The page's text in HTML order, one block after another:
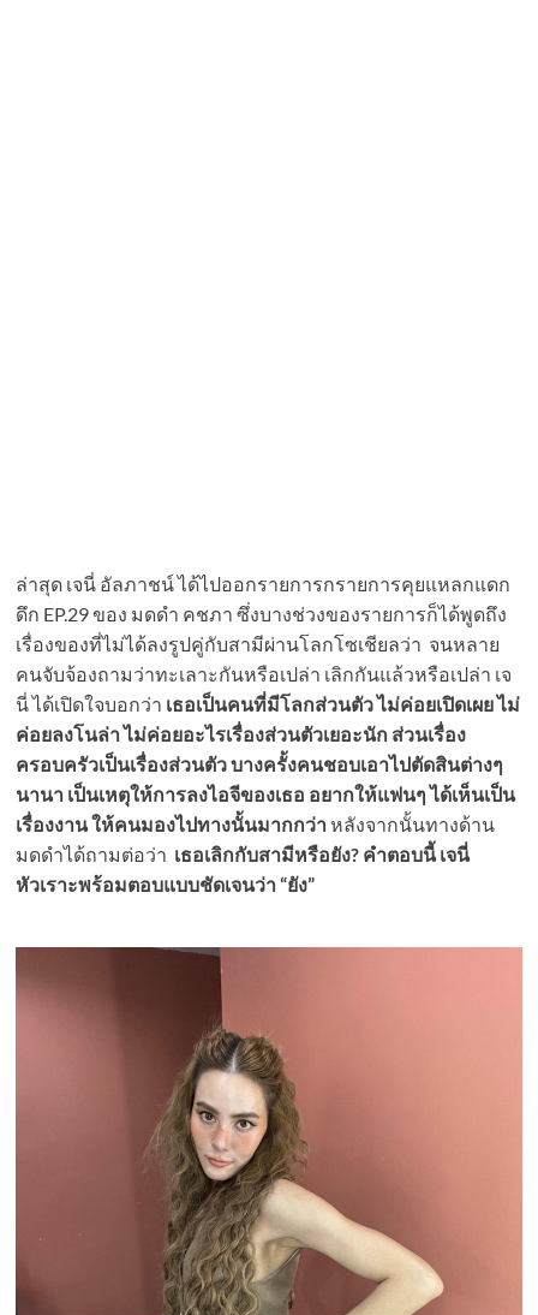
ล่าสุด เจนี่ อัลภาชน์ ได้ไปออกรายการกรายการคุยแหลกแดก
ดึก EP.29 ของ มดดำ คชภา ซึ่งบางช่วงของรายการก็ได้พูดถึง
เรื่องของที่ไม่ได้ลงรูปคู่กับสามีผ่านโลกโซเชียลว่า จนหลาย
คนจับจ้องถามว่าทะเลาะกันหรือเปล่า เลิกกันแล้วหรือเปล่า เจ
นี่ ได้เปิดใจบอกว่า เธอเป็นคนที่มีโลกส่วนตัว ไม่ค่อยเปิดเผย ไม่
ค่อยลงโนล่า ไม่ค่อยอะไรเรื่องส่วนตัวเยอะนัก ส่วนเรื่อง
ครอบครัวเป็นเรื่องส่วนตัว บางครั้งคนชอบเอาไปตัดสินต่างๆ
นานา เป็นเหตุให้การลงไอจีของเธอ อยากให้แฟนๆ ได้เห็นเป็น
เรื่องงาน ให้คนมองไปทางนั้นมากกว่า หลังจากนั้นทางด้าน
มดดำได้ถามต่อว่า เธอเลิกกับสามีหรือยัง? คำตอบนี้ เจนี่
หัวเราะพร้อมตอบแบบชัดเจนว่า “ยัง”